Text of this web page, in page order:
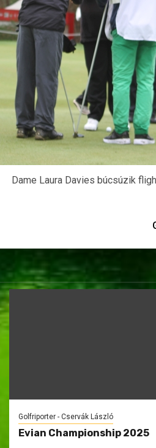
Dame Laura Davies búcsúzik
Golfriporter - Cservák László
Evian Championship 2025